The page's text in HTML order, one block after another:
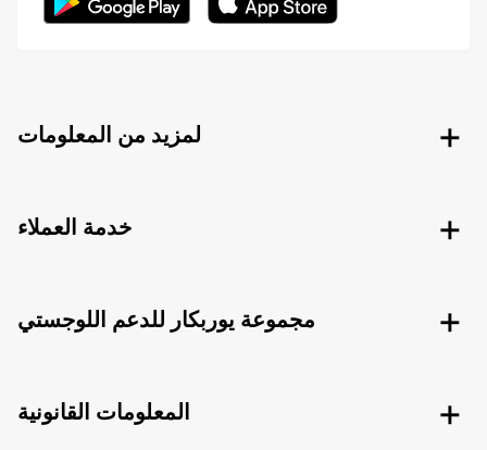
لمزيد من المعلومات
خدمة العملاء
مجموعة يوربكار للدعم اللوجستي
المعلومات القانونية